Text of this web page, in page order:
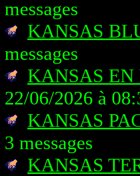
messages
KANSAS
messages
KANSAS EN
22/06/2026 à
KANSAS
3 messages
KANSAS